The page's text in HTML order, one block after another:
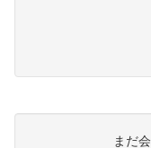
まだ